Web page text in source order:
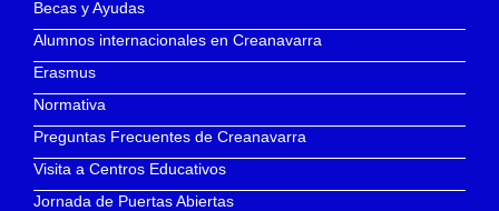
Becas y Ayudas
Alumnos internacionales en Creanavarra
Erasmus
Normativa
Preguntas Frecuentes de Creanavarra
Visita a Centros Educativos
Jornada de Puertas Abiertas